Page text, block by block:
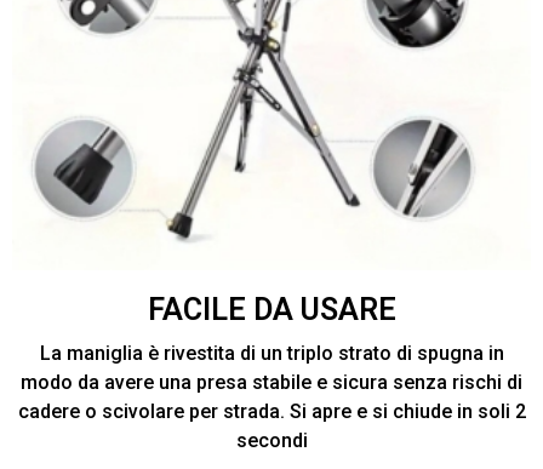
FACILE DA USARE
La maniglia è rivestita di un triplo strato di spugna in
modo da avere una presa stabile e sicura senza rischi di
cadere o scivolare per strada. Si apre e si chiude in soli 2
secondi